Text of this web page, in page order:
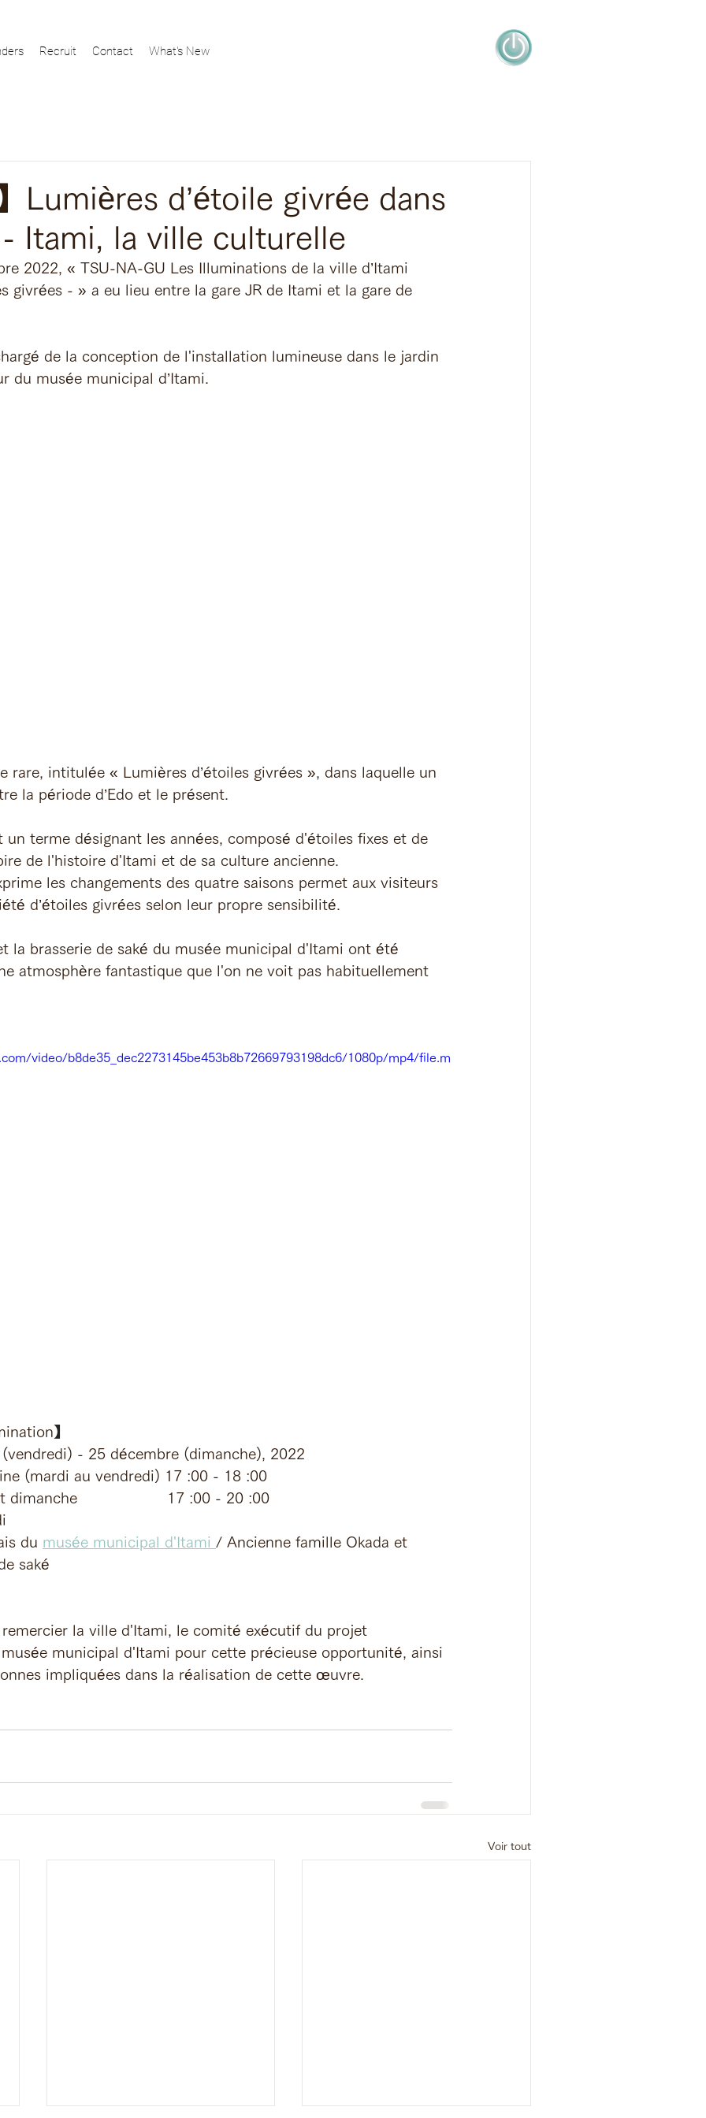
Recruit Contact What's New
Lumières d’étoile givrée dans
Itami, la ville culturelle
2022, « TSU-NA-GU Les Illuminations de la ville d’Itami
givrées - » a eu lieu entre la gare JR de Itami et la gare de
de la conception de l'installation lumineuse dans le jardin
du musée municipal d’Itami.
rare, intitulée « Lumières d’étoiles givrées », dans laquelle un
la période d’Edo et le présent.
un terme désignant les années, composé d'étoiles fixes et de
de l'histoire d'Itami et de sa culture ancienne.
les changements des quatre saisons permet aux visiteurs
d’étoiles givrées selon leur propre sensibilité.
la brasserie de saké du musée municipal d'Itami ont été
atmosphère fantastique que l'on ne voit pas habituellement
video/b8de35_dec2273145be453b8b72669793198dc6/1080p/mp4/file.m
】
- 25 décembre (dimanche), 2022
(mardi au vendredi) 17 :00 - 18 :00
dimanche                   17 :00 - 20 :00
du musée municipal d'Itami / Ancienne famille Okada et
de saké
la ville d'Itami, le comité exécutif du projet
municipal d'Itami pour cette précieuse opportunité, ainsi
impliquées dans la réalisation de cette œuvre.
Voir tout